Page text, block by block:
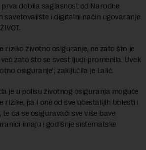
prva dobila saglasnost od Narodne
savetovalište i digitalni način ugovaranje
riziko životno osiguranje, ne zato što je
zato što se svest ljudi promenila. Uvek
osiguranje“, zaključila je Lalić.
je u polisu životnog osiguranja moguće
rizike, pa i one od sve učestalijih bolesti i
da se osiguravači sve više bave
imaju i godišnje sistematske